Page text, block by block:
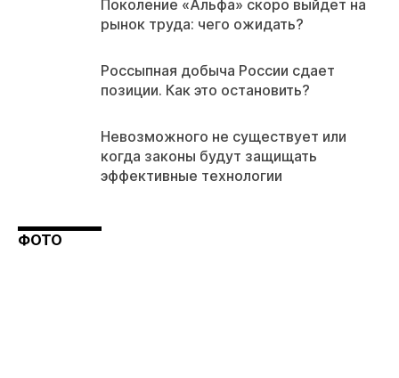
Поколение «Альфа» скоро выйдет на
рынок труда: чего ожидать?
Россыпная добыча России сдает
позиции. Как это остановить?
Невозможного не существует или
когда законы будут защищать
эффективные технологии
ФОТО